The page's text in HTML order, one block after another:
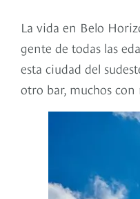
La vida en Belo
gente de todas las
esta ciudad del
otro bar, muchos